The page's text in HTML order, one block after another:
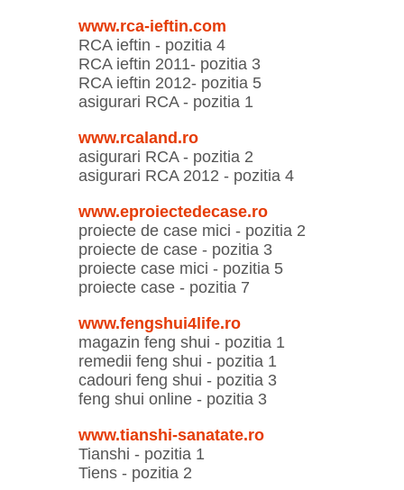
www.rca-ieftin.com
RCA ieftin - pozitia 4
RCA ieftin 2011- pozitia 3
RCA ieftin 2012- pozitia 5
asigurari RCA - pozitia 1
www.rcaland.ro
asigurari RCA - pozitia 2
asigurari RCA 2012 - pozitia 4
www.eproiectedecase.ro
proiecte de case mici - pozitia 2
proiecte de case - pozitia 3
proiecte case mici - pozitia 5
proiecte case - pozitia 7
www.fengshui4life.ro
magazin feng shui - pozitia 1
remedii feng shui - pozitia 1
cadouri feng shui - pozitia 3
feng shui online - pozitia 3
www.tianshi-sanatate.ro
Tianshi - pozitia 1
Tiens - pozitia 2